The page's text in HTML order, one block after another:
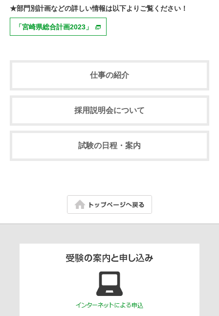
★部門別計画などの詳しい情報は以下よりご覧ください！
「宮崎県総合計画2023」
仕事の紹介
採用説明会について
試験の日程・案内